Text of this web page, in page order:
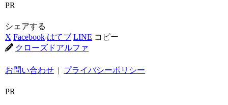
PR
シェアする
X Facebook はてブ LINE コピー
クローズドアルファ
お問い合わせ | プライバシーポリシー
PR